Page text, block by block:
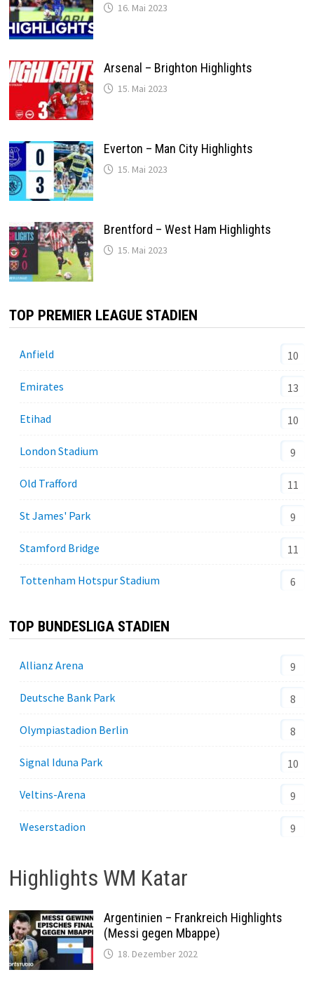
16. Mai 2023
Arsenal – Brighton Highlights
15. Mai 2023
Everton – Man City Highlights
15. Mai 2023
Brentford – West Ham Highlights
15. Mai 2023
TOP PREMIER LEAGUE STADIEN
Anfield 10
Emirates 13
Etihad 10
London Stadium 9
Old Trafford 11
St James' Park 9
Stamford Bridge 11
Tottenham Hotspur Stadium 6
TOP BUNDESLIGA STADIEN
Allianz Arena 9
Deutsche Bank Park 8
Olympiastadion Berlin 8
Signal Iduna Park 10
Veltins-Arena 9
Weserstadion 9
Highlights WM Katar
Argentinien – Frankreich Highlights
(Messi gegen Mbappe)
18. Dezember 2022